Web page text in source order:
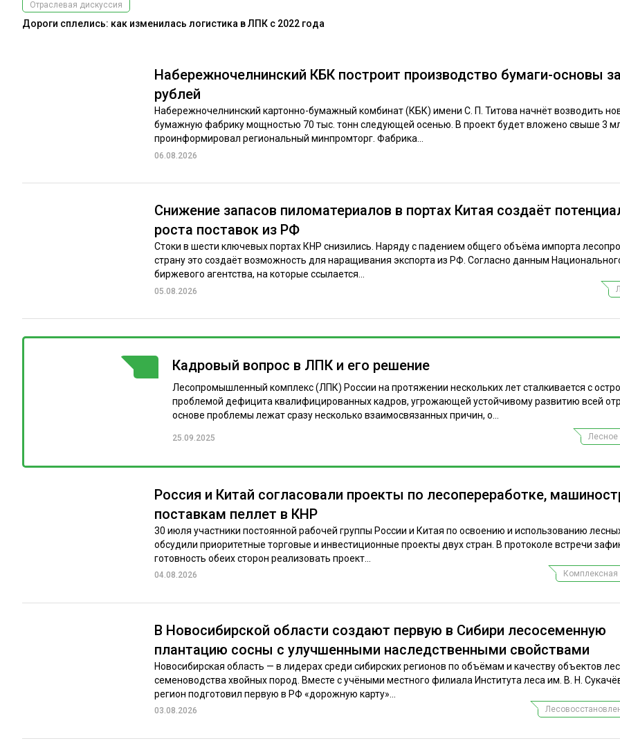
Набережночелнинский КБК построит производство бумаги-основы
рублей
Набережночелнинский картонно-бумажный комбинат (КБК) имени С. П. Титова начнёт возводить
бумажную фабрику мощностью 70 тыс. тонн следующей осенью. В проект будет вложено свыше 3
проинформировал региональный минпромторг. Фабрика...
06.08.2026
Снижение запасов пиломатериалов в портах Китая создаёт
роста поставок из РФ
Стоки в шести ключевых портах КНР снизились. Наряду с падением общего объёма импорта
страну это создаёт возможность для наращивания экспорта из РФ. Согласно данным
биржевого агентства, на которые ссылается...
05.08.2026
Россия и Китай согласовали проекты по лесопереработке,
поставкам пеллет в КНР
30 июля участники постоянной рабочей группы России и Китая по освоению и использованию
обсудили приоритетные торговые и инвестиционные проекты двух стран. В протоколе встречи
готовность обеих сторон реализовать проект...
04.08.2026 Комплексная
В Новосибирской области создают первую в Сибири лесосеменную
плантацию сосны с улучшенными наследственными свойствами
Новосибирская область — в лидерах среди сибирских регионов по объёмам и качеству объектов
семеноводства хвойных пород. Вместе с учёными местного филиала Института леса им. В. Н.
регион подготовил первую в РФ «дорожную карту»...
03.08.2026
ГОРЯЧАЯ ТЕМА
Кадровый вопрос в ЛПК и его решение
Лесопромышленный комплекс (ЛПК) России на протяжении нескольких лет сталкивается с
проблемой дефицита квалифицированных кадров, угрожающей устойчивому развитию всей
основе проблемы лежат сразу несколько взаимосвязанных причин, о...
25.09.2025 Лесное
Отраслевая дискуссия
Дороги сплелись: как изменилась логистика в ЛПК с 2022 года